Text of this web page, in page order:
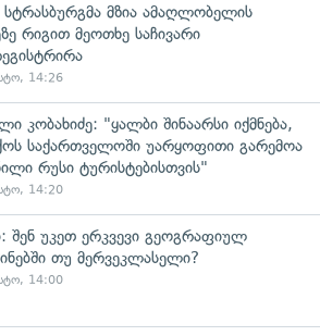
სტრასბურგმა მზია ამაღლობელის
რიგით მეოთხე საჩივარი
14:26
კობახიძე: "ყალბი შინაარსი იქმნება,
საქართველოში უარყოფითი გარემოა
რუსი ტურისტებისთვის"
14:20
შენ უკეთ ერკვევი გეოგრაფიულ
თუ მერვეკლასელი?
14:00